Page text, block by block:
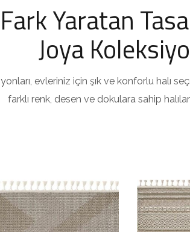
Fark Yaratan
Joya
evleriniz için şık ve konforlu halı
farklı renk, desen ve dokulara sahip